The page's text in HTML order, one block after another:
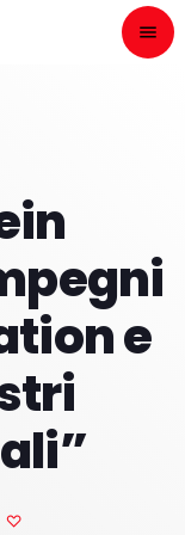
menu
e